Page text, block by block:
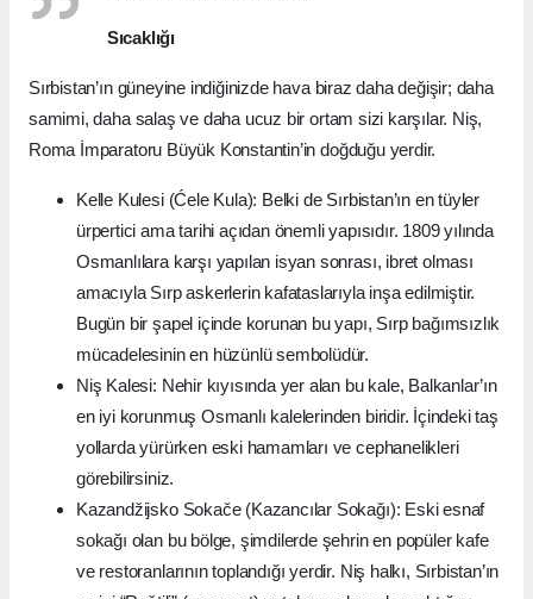
Sıcaklığı
Sırbistan’ın güneyine indiğinizde hava biraz daha değişir; daha
samimi, daha salaş ve daha ucuz bir ortam sizi karşılar. Niş,
Roma İmparatoru Büyük Konstantin’in doğduğu yerdir.
Kelle Kulesi (Ćele Kula): Belki de Sırbistan’ın en tüyler
ürpertici ama tarihi açıdan önemli yapısıdır. 1809 yılında
Osmanlılara karşı yapılan isyan sonrası, ibret olması
amacıyla Sırp askerlerin kafataslarıyla inşa edilmiştir.
Bugün bir şapel içinde korunan bu yapı, Sırp bağımsızlık
mücadelesinin en hüzünlü sembolüdür.
Niş Kalesi: Nehir kıyısında yer alan bu kale, Balkanlar’ın
en iyi korunmuş Osmanlı kalelerinden biridir. İçindeki taş
yollarda yürürken eski hamamları ve cephanelikleri
görebilirsiniz.
Kazandžijsko Sokače (Kazancılar Sokağı): Eski esnaf
sokağı olan bu bölge, şimdilerde şehrin en popüler kafe
ve restoranlarının toplandığı yerdir. Niş halkı, Sırbistan’ın